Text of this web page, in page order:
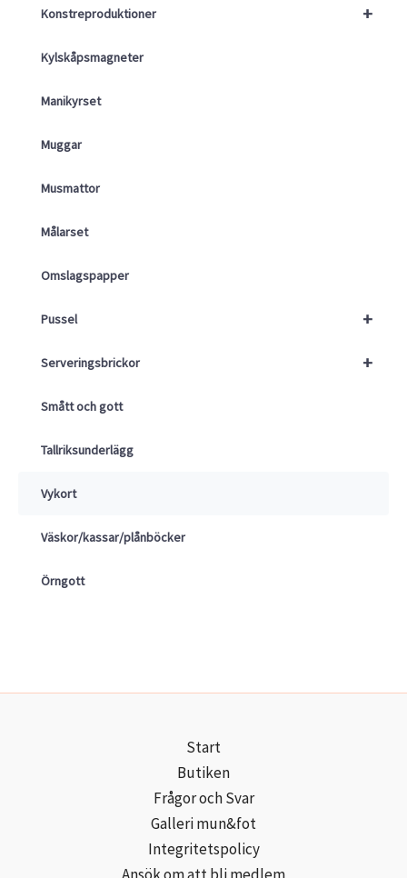
+
Konstreproduktioner
Kylskåpsmagneter
Manikyrset
Muggar
Musmattor
Målarset
Omslagspapper
+
Pussel
+
Serveringsbrickor
Smått och gott
Tallriksunderlägg
Vykort
Väskor/kassar/plånböcker
Örngott
Start
Butiken
Frågor och Svar
Galleri mun&fot
Integritetspolicy